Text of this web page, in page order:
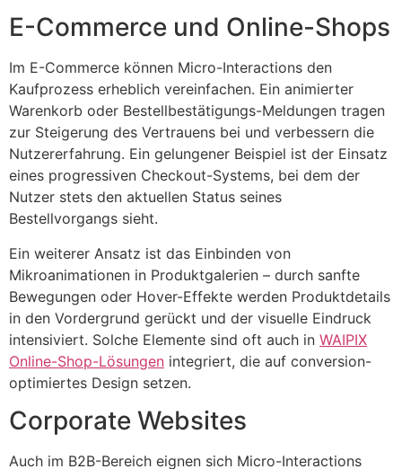
E-Commerce und Online-Shops
Im E-Commerce können Micro-Interactions den
Kaufprozess erheblich vereinfachen. Ein animierter
Warenkorb oder Bestellbestätigungs-Meldungen tragen
zur Steigerung des Vertrauens bei und verbessern die
Nutzererfahrung. Ein gelungener Beispiel ist der Einsatz
eines progressiven Checkout-Systems, bei dem der
Nutzer stets den aktuellen Status seines
Bestellvorgangs sieht.
Ein weiterer Ansatz ist das Einbinden von
Mikroanimationen in Produktgalerien – durch sanfte
Bewegungen oder Hover-Effekte werden Produktdetails
in den Vordergrund gerückt und der visuelle Eindruck
intensiviert. Solche Elemente sind oft auch in WAIPIX
Online-Shop-Lösungen integriert, die auf conversion-
optimiertes Design setzen.
Corporate Websites
Auch im B2B-Bereich eignen sich Micro-Interactions